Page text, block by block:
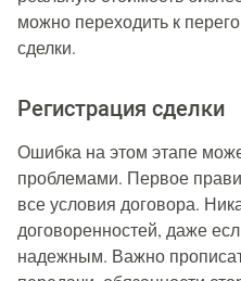
можно переходить к
сделки.
Регистрация сделки
Ошибка на этом этапе
проблемами. Первое
все условия договора.
договоренностей, даже
надежным. Важно